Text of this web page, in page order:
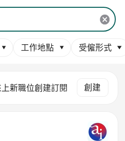
工作地點 受僱形式
新職位創建訂閱 創建